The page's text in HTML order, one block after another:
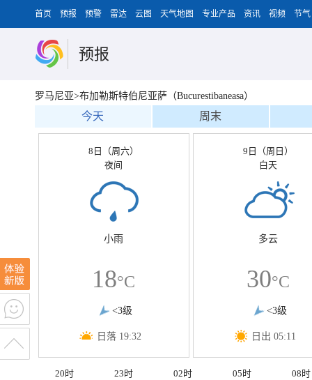
首页 预报 预警 雷达 云图 天气地图 专业产品 资讯 视频 节气
预报
罗马尼亚>布加勒斯特伯尼亚萨（Bucurestibaneasa）
今天 周末
8日（周六）
夜间
小雨
18°C
<3级
日落 19:32
9日（周日）
白天
多云
30°C
<3级
日出 05:11
20时 23时 02时 05时 08时